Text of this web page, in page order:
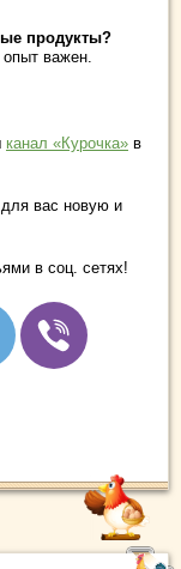
продукты?
важен.
канал «Курочка» в
вас новую и
в соц. сетях!